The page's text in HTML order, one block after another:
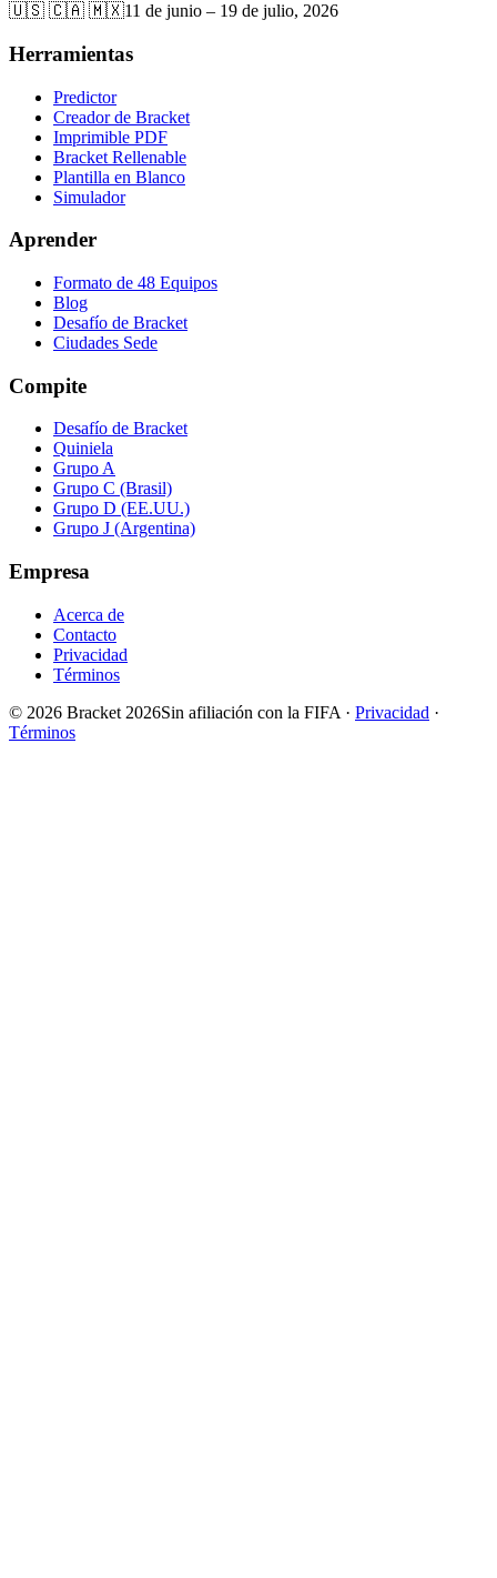
🇺🇸 🇨🇦 🇲🇽11 de junio – 19 de julio, 2026
Herramientas
Predictor
Creador de Bracket
Imprimible PDF
Bracket Rellenable
Plantilla en Blanco
Simulador
Aprender
Formato de 48 Equipos
Blog
Desafío de Bracket
Ciudades Sede
Compite
Desafío de Bracket
Quiniela
Grupo A
Grupo C (Brasil)
Grupo D (EE.UU.)
Grupo J (Argentina)
Empresa
Acerca de
Contacto
Privacidad
Términos
© 2026 Bracket 2026Sin afiliación con la FIFA · Privacidad ·
Términos